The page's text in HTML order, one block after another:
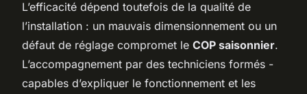
L’efficacité dépend toutefois de la qualité de
l’installation : un mauvais dimensionnement ou un
défaut de réglage compromet le COP saisonnier.
L’accompagnement par des techniciens formés -
capables d’expliquer le fonctionnement et les